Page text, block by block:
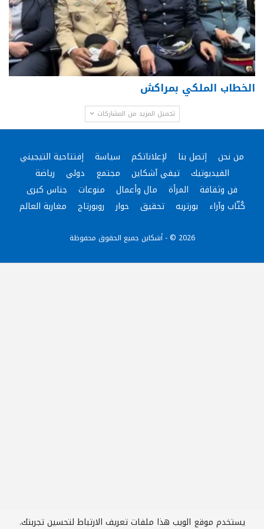
الخطاب الملكي بمراكش
تحميل المزيد من المشاركات
من نحن إتصل بنا لإعلاناتكم سياسة
إفتتاحية التيجيني
الفيديوتيك
تيفي آشكاين مجتمع دولي
رياضة
فن وثقافة
المرأة مال وأعمال منوعات
جناس كبرى
كُتّاب وآراء
بورتريه تحقيق حوار روبورتاج مغاربة العالم
2026 © - أشكاين جميع الحقوق محفوظة
يستخدم موقع الويب هذا ملفات تعريف الارتباط لتحسين تجربتك.